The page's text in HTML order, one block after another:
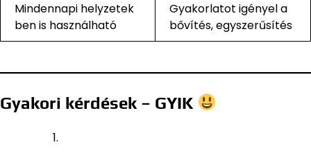
Mindennapi helyzetek
ben is használható
Gyakorlatot igényel a
bővítés, egyszerűsítés
Gyakori kérdések – GYIK